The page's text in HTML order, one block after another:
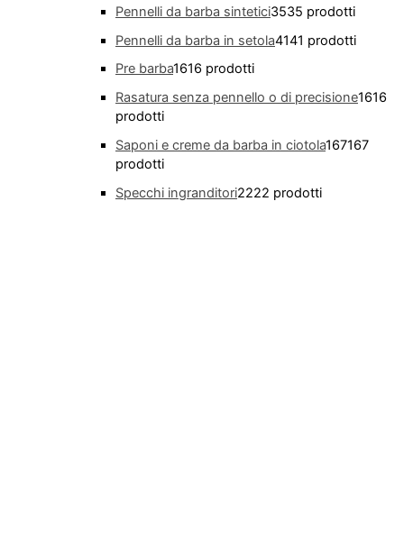
Pennelli da barba sintetici3535 prodotti
Pennelli da barba in setola4141 prodotti
Pre barba1616 prodotti
Rasatura senza pennello o di precisione1616
prodotti
Saponi e creme da barba in ciotola167167
prodotti
Specchi ingranditori2222 prodotti